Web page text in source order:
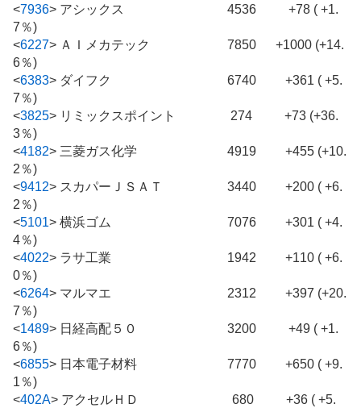
<7936> アシックス 4536 +78 ( +1.
7％)
<6227> ＡＩメカテック 7850 +1000 (+14.
6％)
<6383> ダイフク 6740 +361 ( +5.
7％)
<3825> リミックスポイント 274 +73 (+36.
3％)
<4182> 三菱ガス化学 4919 +455 (+10.
2％)
<9412> スカパーＪＳＡＴ 3440 +200 ( +6.
2％)
<5101> 横浜ゴム 7076 +301 ( +4.
4％)
<4022> ラサ工業 1942 +110 ( +6.
0％)
<6264> マルマエ 2312 +397 (+20.
7％)
<1489> 日経高配５０ 3200 +49 ( +1.
6％)
<6855> 日本電子材料 7770 +650 ( +9.
1％)
<402A> アクセルＨＤ 680 +36 ( +5.